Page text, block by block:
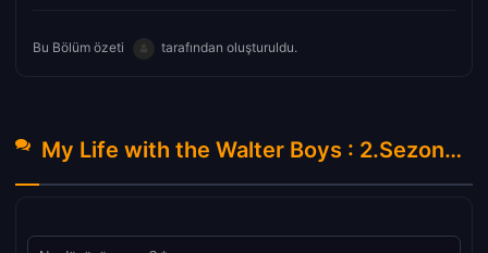
Bu Bölüm özeti tarafından oluşturuldu.
My Life with the Walter Boys : 2.Sezon 4.Bölüm Hakkında Yorumlar